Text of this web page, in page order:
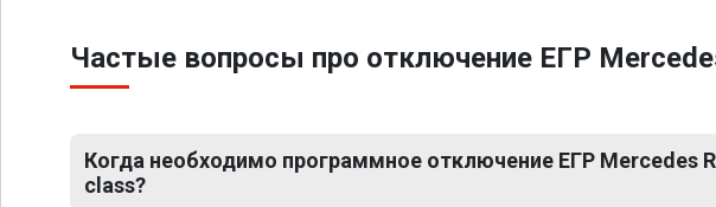
Частые вопросы про отключение ЕГР
Когда необходимо программное отключение ЕГР Mercedes R
class?